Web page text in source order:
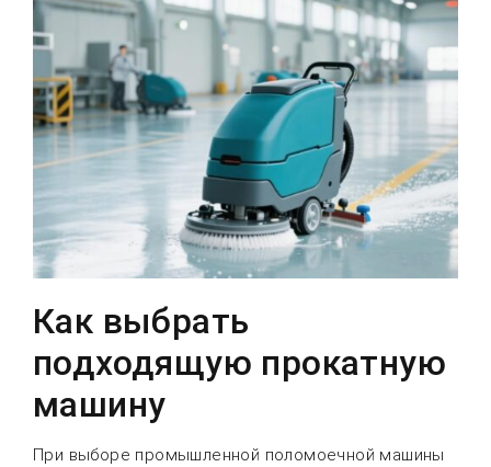
Как выбрать
подходящую прокатную
машину
При выборе промышленной поломоечной машины